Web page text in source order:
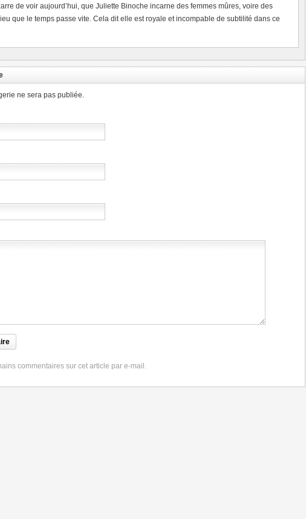
de voir aujourd’hui, que Juliette Binoche incarne des femmes mûres, voire des
que le temps passe vite. Cela dit elle est royale et incompable de subtilité dans ce
ne sera pas publiée.
commentaires sur cet article par e-mail.